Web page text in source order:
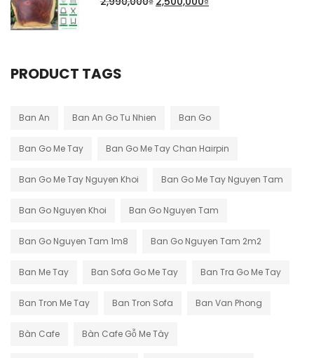
PRODUCT TAGS
Ban An Ban An Go Tu Nhien Ban Go
Ban Go Me Tay Ban Go Me Tay Chan Hairpin
Ban Go Me Tay Nguyen Khoi Ban Go Me Tay Nguyen Tam
Ban Go Nguyen Khoi Ban Go Nguyen Tam
Ban Go Nguyen Tam 1m8 Ban Go Nguyen Tam 2m2
Ban Me Tay Ban Sofa Go Me Tay Ban Tra Go Me Tay
Ban Tron Me Tay Ban Tron Sofa Ban Van Phong
Bàn Cafe Bàn Cafe Gỗ Me Tây